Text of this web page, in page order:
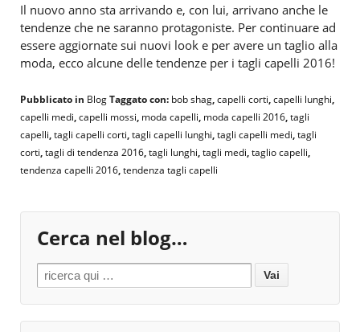
Il nuovo anno sta arrivando e, con lui, arrivano anche le
tendenze che ne saranno protagoniste. Per continuare ad
essere aggiornate sui nuovi look e per avere un taglio alla
moda, ecco alcune delle tendenze per i tagli capelli 2016!
Pubblicato in BlogTaggato con: bob shag,capelli corti,capelli lunghi,
capelli medi,capelli mossi, moda capelli, moda capelli 2016,tagli
capelli,tagli capelli corti,tagli capelli lunghi,tagli capelli medi,tagli
corti,tagli di tendenza 2016,tagli lunghi,tagli medi,taglio capelli,
tendenza capelli 2016,tendenza tagli capelli
Cerca nel blog…
Search for: